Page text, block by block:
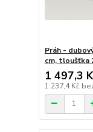
Práh -
cm, tloušťka
1 497,3
1 237,4 Kč